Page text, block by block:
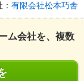
有限会社松本巧舎
ム会社を、複数